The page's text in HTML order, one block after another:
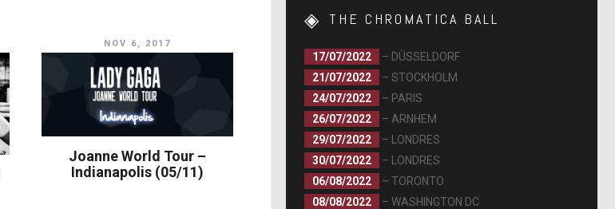
NOV 6, 2017
Joanne World Tour –
Indianapolis (05/11)
THE CHROMATICA BALL
17/07/2022
– DÜSSELDORF
21/07/2022
– STOCKHOLM
24/07/2022
– PARIS
26/07/2022
– ARNHEM
29/07/2022
– LONDRES
30/07/2022
– LONDRES
06/08/2022
– TORONTO
08/08/2022
– WASHINGTON DC